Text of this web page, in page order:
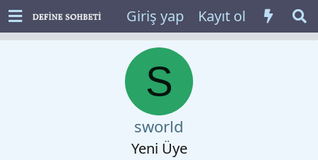
Giriş yap Kayıt ol
S
sworld
Yeni Üye